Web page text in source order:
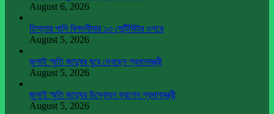
August 6, 2026
তিস্তার পানি বিপৎসীমার ১৩ সেন্টিমিটার ওপরে
August 5, 2026
জুলাই স্মৃতি জাদুঘর ঘুরে দেখছেন প্রধানমন্ত্রী
August 5, 2026
জুলাই স্মৃতি জাদুঘর উদ্বোধন করলেন প্রধানমন্ত্রী
August 5, 2026